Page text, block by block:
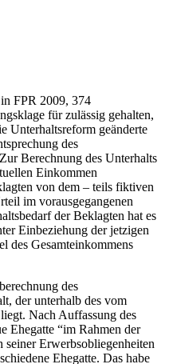
FPR 2009, 374
für zulässig gehalten,
Unterhaltsreform geänderte
des
Berechnung des Unterhalts
Einkommen
von dem – teils fiktiven
im vorausgegangenen
der Beklagten hat es
Einbeziehung der jetzigen
des Gesamteinkommens
des
der unterhalb des vom
Nach Auffassung des
Ehegatte “im Rahmen der
seiner Erwerbsobliegenheiten
Ehegatte. Das habe